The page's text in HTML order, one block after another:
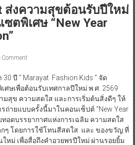
ส่งความสุขต้อนรับปีใหม่
ตพิเศษ “New Year
Comment
ปี “ Marayat Fashion Kids ” จัด
ษเพื่อต้อนรับเทศกาลปีใหม่ พ.ศ. 2569
มสุข ความสดใส และการเริ่มต้นสิ่งดีๆ ให้
ถ่ายแบบครั้งนี้มาในคอนเซ็ปต์ “New Year
ยทอดบรรยากาศแห่งการเฉลิม ความสดใส
ๆ โดยการใช้โทนสีสดใส และ ของขวัญ ที่
หม่ เพื่อสื่อถึงคำอวยพรปีใหม่ ผ่านรอยยิ้ม